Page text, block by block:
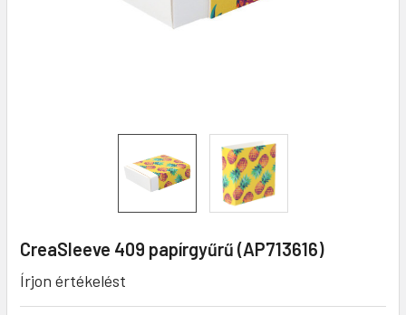
CreaSleeve 409 papírgyűrű (AP713616)
Írjon értékelést